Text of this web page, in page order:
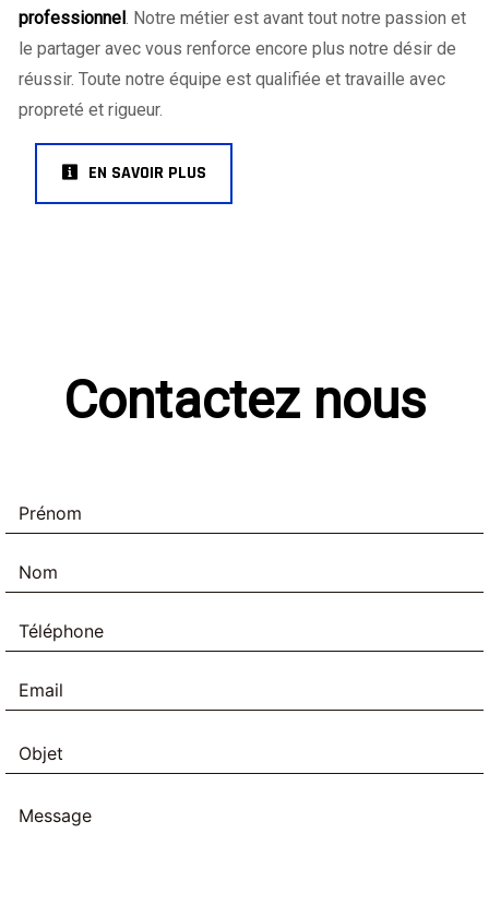
professionnel . Notre métier est avant tout notre passion et
le partager avec vous renforce encore plus notre désir de
réussir. Toute notre équipe est qualifiée et travaille avec
propreté et rigueur.
EN SAVOIR PLUS
Contactez nous